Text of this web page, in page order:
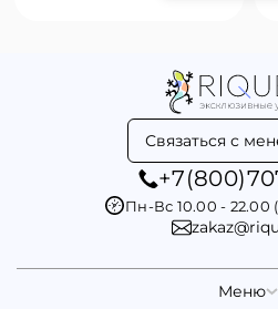
Связаться с
Пн-Вс 10.00 - 22.00
Меню